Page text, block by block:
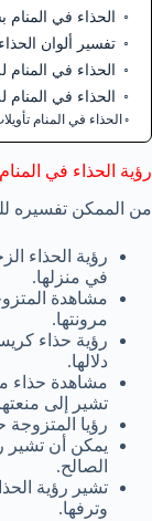
الحذاء في المنام
تفسير ألوان
الحذاء في المنام
الحذاء في المنام
الحذاء في المنام
رؤية الحذاء في
من الممكن تفسيره
رؤية الحذاء
في منزلها.
مشاهدة
مرونتها.
رؤية حذاء
دلالها.
مشاهدة حذاء
تشير إلى
رؤيا
يمكن أن تشير
الصالح.
تشير رؤية
وترفها.